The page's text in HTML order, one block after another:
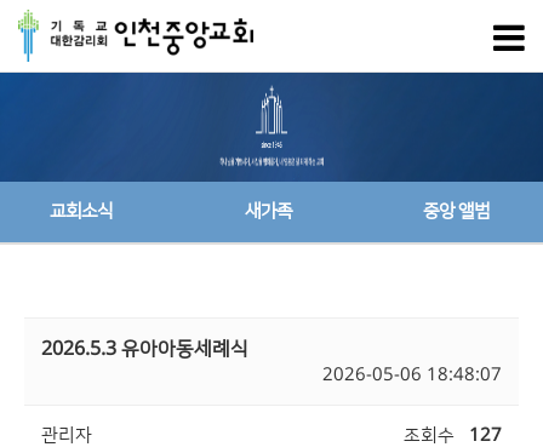
교회소식 새가족 중앙 앨범
2026.5.3 유아아동세례식
2026-05-06 18:48:07
관리자 조회수 127